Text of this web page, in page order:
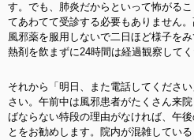
す。でも、肺炎だからといって怖がる
てあわてて受診する必要もありません
風邪薬を服用しないで二日ほど様子を
熱剤を飲まずに24時間は経過観察してく
それから 「明日、また電話してくださ
さい。午前中は風邪患者がたくさん来
ばならない特段の理由がなければ、午
とをお勧めします。院内が混雑してい